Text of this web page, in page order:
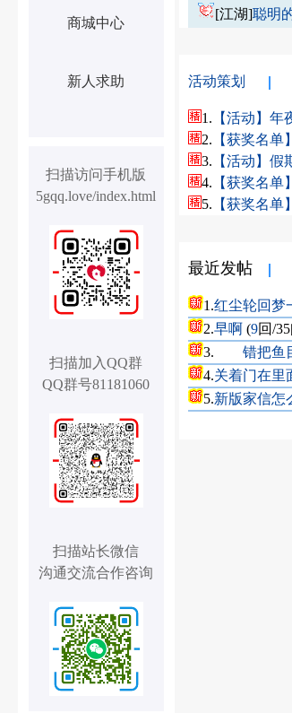
[江湖]聪明
活动策划
1. 【活动】
2. 【获奖名单
3. 【活动】假
4. 【获奖名单
5. 【获奖名单
最近发帖
1.红尘轮回梦
2.早啊(9回/
3. 错把鱼
4.关着门在里
5.新版家信怎
商城中心
新人求助
扫描访问手机版
5gqq.love/index.html
扫描加入QQ群
QQ群号81181060
扫描站长微信
沟通交流合作咨询